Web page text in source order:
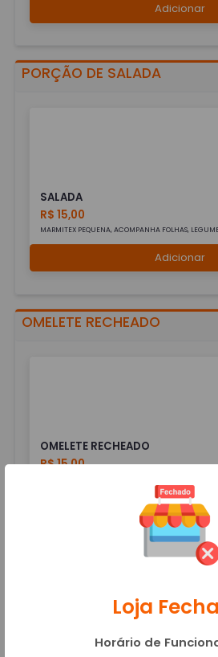
Adicionar
PORÇÃO DE SALADA
SALADA
R$ 15,00
MARMITEX PEQUENA, ACOMPANHA FOLHAS,
Adicionar
OMELETE RECHEADO
OMELETE RECHEADO
R$ 15,00
Adicionar
Loja
Horário de